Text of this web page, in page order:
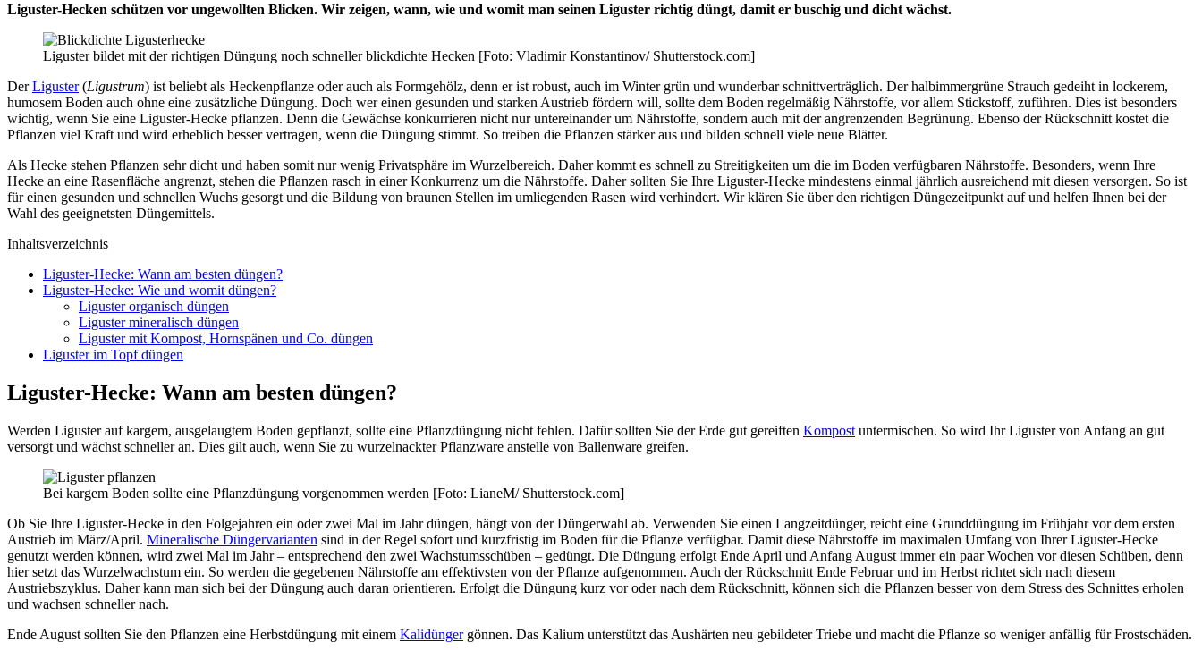
Liguster-Hecken schützen vor ungewollten Blicken. Wir zeigen, wann, wie und womit man seinen Liguster richtig düngt, damit er buschig und dicht wächst.
Liguster bildet mit der richtigen Düngung noch schneller blickdichte Hecken [Foto: Vladimir Konstantinov/ Shutterstock.com]
DerLiguster(Ligustrum) ist beliebt als Heckenpflanze oder auch als Formgehölz, denn er ist robust, auch im Winter grün und wunderbar schnittverträglich. Der halbimmergrüne Strauch gedeiht in lockerem,
humosem Boden auch ohne eine zusätzliche Düngung. Doch wer einen gesunden und starken Austrieb fördern will, sollte dem Boden regelmäßig Nährstoffe, vor allem Stickstoff, zuführen. Dies ist besonders
wichtig, wenn Sie eine Liguster-Hecke pflanzen. Denn die Gewächse konkurrieren nicht nur untereinander um Nährstoffe, sondern auch mit der angrenzenden Begrünung. Ebenso der Rückschnitt kostet die
Pflanzen viel Kraft und wird erheblich besser vertragen, wenn die Düngung stimmt. So treiben die Pflanzen stärker aus und bilden schnell viele neue Blätter.
Als Hecke stehen Pflanzen sehr dicht und haben somit nur wenig Privatsphäre im Wurzelbereich. Daher kommt es schnell zu Streitigkeiten um die im Boden verfügbaren Nährstoffe. Besonders, wenn Ihre
Hecke an eine Rasenfläche angrenzt, stehen die Pflanzen rasch in einer Konkurrenz um die Nährstoffe. Daher sollten Sie Ihre Liguster-Hecke mindestens einmal jährlich ausreichend mit diesen versorgen. So ist
für einen gesunden und schnellen Wuchs gesorgt und die Bildung von braunen Stellen im umliegenden Rasen wird verhindert. Wir klären Sie über den richtigen Düngezeitpunkt auf und helfen Ihnen bei der
Wahl des geeignetsten Düngemittels.
Inhaltsverzeichnis
Liguster-Hecke: Wann am besten düngen?
Liguster-Hecke: Wie und womit düngen?
Liguster organisch düngen
Liguster mineralisch düngen
Liguster mit Kompost, Hornspänen und Co. düngen
Liguster im Topf düngen
Liguster-Hecke: Wann am besten düngen?
Werden Liguster auf kargem, ausgelaugtem Boden gepflanzt, sollte eine Pflanzdüngung nicht fehlen. Dafür sollten Sie der Erde gut gereiften Kompost untermischen. So wird Ihr Liguster von Anfang an gut
versorgt und wächst schneller an. Dies gilt auch, wenn Sie zu wurzelnackter Pflanzware anstelle von Ballenware greifen.
Bei kargem Boden sollte eine Pflanzdüngung vorgenommen werden [Foto: LianeM/ Shutterstock.com]
Ob Sie Ihre Liguster-Hecke in den Folgejahren ein oder zwei Mal im Jahr düngen, hängt von der Düngerwahl ab. Verwenden Sie einen Langzeitdünger, reicht eine Grunddüngung im Frühjahr vor dem ersten
Austrieb im März/April. Mineralische Düngervarianten sind in der Regel sofort und kurzfristig im Boden für die Pflanze verfügbar. Damit diese Nährstoffe im maximalen Umfang von Ihrer Liguster-Hecke
genutzt werden können, wird zwei Mal im Jahr – entsprechend den zwei Wachstumsschüben – gedüngt. Die Düngung erfolgt Ende April und Anfang August immer ein paar Wochen vor diesen Schüben, denn
hier setzt das Wurzelwachstum ein. So werden die gegebenen Nährstoffe am effektivsten von der Pflanze aufgenommen. Auch der Rückschnitt Ende Februar und im Herbst richtet sich nach diesem
Austriebszyklus. Daher kann man sich bei der Düngung auch daran orientieren. Erfolgt die Düngung kurz vor oder nach dem Rückschnitt, können sich die Pflanzen besser von dem Stress des Schnittes erholen
und wachsen schneller nach.
Ende August sollten Sie den Pflanzen eine Herbstdüngung mit einem Kalidüngergönnen. Das Kalium unterstützt das Aushärten neu gebildeter Triebe und macht die Pflanze so weniger anfällig für Frostschäden.